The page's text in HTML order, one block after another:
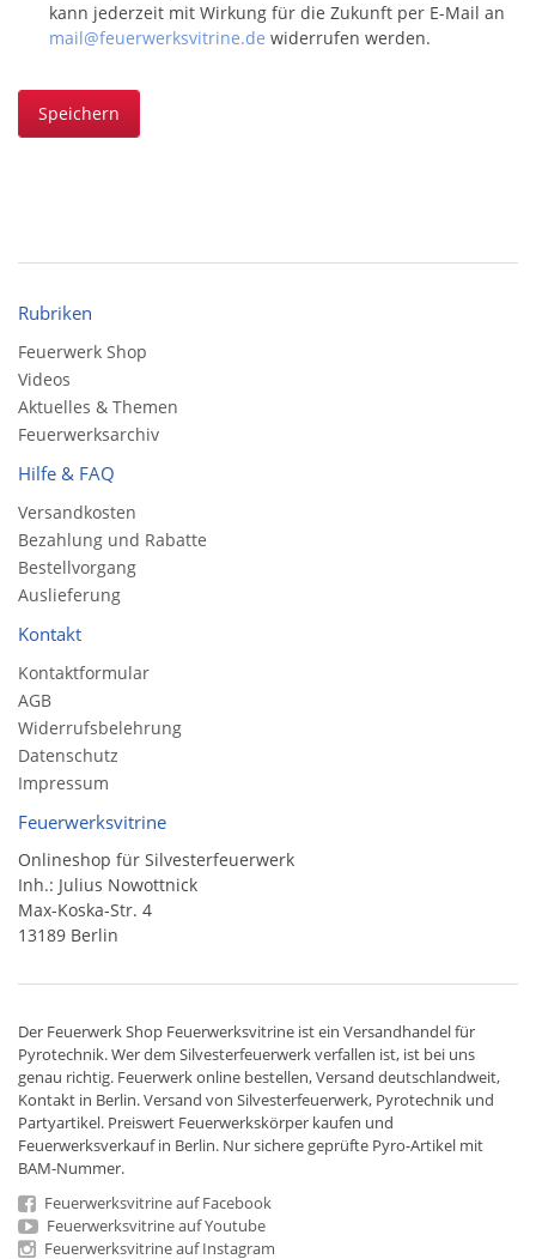
kann jederzeit mit Wirkung für die Zukunft per E-Mail an
mail@feuerwerksvitrine.de widerrufen werden.
Speichern
Rubriken
Feuerwerk Shop
Videos
Aktuelles & Themen
Feuerwerksarchiv
Hilfe & FAQ
Versandkosten
Bezahlung und Rabatte
Bestellvorgang
Auslieferung
Kontakt
Kontaktformular
AGB
Widerrufsbelehrung
Datenschutz
Impressum
Feuerwerksvitrine
Onlineshop für Silvesterfeuerwerk
Inh.: Julius Nowottnick
Max-Koska-Str. 4
13189 Berlin
Der Feuerwerk Shop Feuerwerksvitrine ist ein Versandhandelfür
Pyrotechnik. Wer dem Silvesterfeuerwerk verfallen ist, ist bei uns
genau richtig. Feuerwerk online bestellen,Versand deutschlandweit,
Kontakt in Berlin. Versand von Silvesterfeuerwerk, Pyrotechnik und
Partyartikel. Preiswert Feuerwerkskörper kaufen und
Feuerwerksverkauf in Berlin. Nur sichere geprüfte Pyro-Artikel mit
BAM-Nummer.
Feuerwerksvitrine auf Facebook
Feuerwerksvitrine auf Youtube
Feuerwerksvitrine auf Instagram